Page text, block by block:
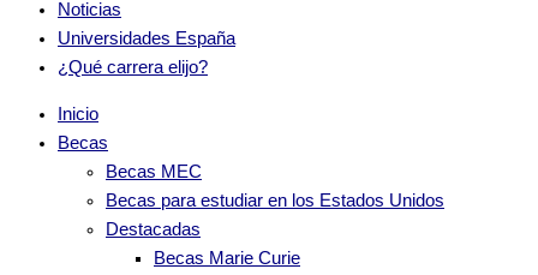
Noticias
Universidades España
¿Qué carrera elijo?
Inicio
Becas
Becas MEC
Becas para estudiar en los Estados Unidos
Destacadas
Becas Marie Curie